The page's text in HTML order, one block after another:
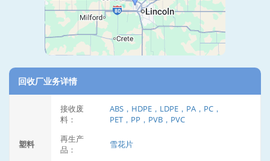
回收厂业务详情
塑料
接收废
料：
ABS，HDPE，LDPE，PA，PC，
PET，PP，PVB，PVC
再生产
品：
雪花片